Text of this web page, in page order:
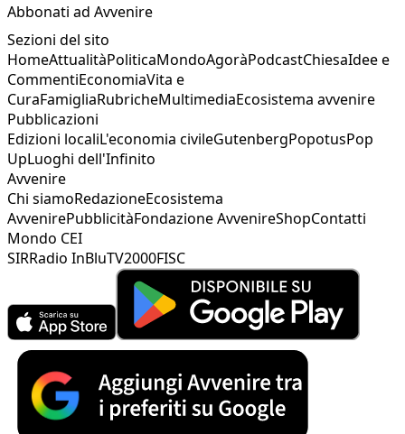
Abbonati ad Avvenire
Sezioni del sito
HomeAttualitàPoliticaMondoAgoràPodcastChiesaIdee e
CommentiEconomiaVita e
CuraFamigliaRubricheMultimediaEcosistema avvenire
Pubblicazioni
Edizioni localiL'economia civileGutenbergPopotusPop
UpLuoghi dell'Infinito
Avvenire
Chi siamoRedazioneEcosistema
AvvenirePubblicitàFondazione AvvenireShopContatti
Mondo CEI
SIRRadio InBluTV2000FISC